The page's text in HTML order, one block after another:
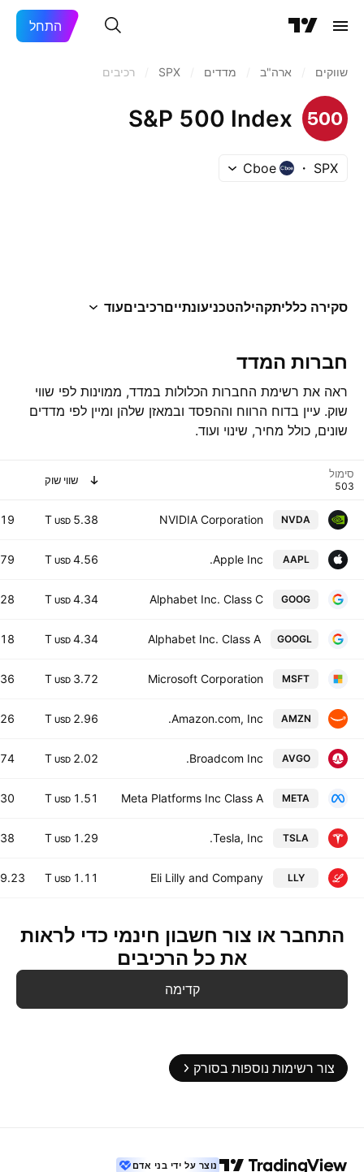
התחל
שווקים ארה"ב‏ מדדים SPX רכיבים
S&P 500 Index
SPX
Cboe
סקירה כלליתקהילהטכניעונתייםרכיביםעוד
חברות המדד
ראה את רשימת החברות הכלולות במדד, ממוינות לפי שווי
שוק. עיין בדוח הרווח וההפסד ובמאזן שלהן ומיין לפי מדדים
שונים, כולל מחיר, שינוי ועוד.
סימול שווי שוק
NVDA
NVIDIA Corporation
5.38 T
USD
AAPL
Apple Inc.
4.56 T
USD
GOOG
Alphabet Inc. Class C
4.34 T
USD
GOOGL
Alphabet Inc. Class A
4.34 T
USD
MSFT
Microsoft Corporation
3.72 T
USD
AMZN
Amazon.com, Inc.
2.96 T
USD
AVGO
Broadcom Inc.
2.02 T
USD
META
Meta Platforms Inc Class A
1.51 T
USD
TSLA
Tesla, Inc.
1.29 T
USD
LLY
Eli Lilly and Company
1.11 T
USD
התחבר או צור חשבון חינמי כדי לראות
את כל הרכיבים
קדימה
צור רשימות נוספות בסורק
נוצר על ידי בני אדם